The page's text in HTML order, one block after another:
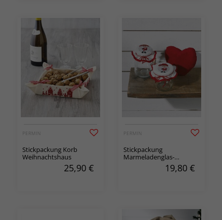
PERMIN
Stickpackung Korb
Weihnachtshaus
25,90 €
PERMIN
Stickpackung
Marmeladenglas-
Abdeckung Wichtel 2-er
19,80 €